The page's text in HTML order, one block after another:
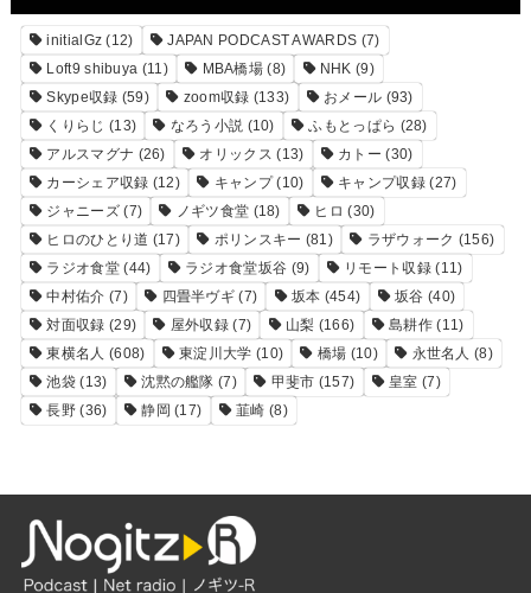
initialGz (12) JAPAN PODCAST AWARDS (7)
Loft9 shibuya (11) MBA橋場 (8) NHK (9)
Skype収録 (59) zoom収録 (133) おメール (93)
くりらじ (13) なろう小説 (10) ふもとっぱら (28)
アルスマグナ (26) オリックス (13) カトー (30)
カーシェア収録 (12) キャンプ(10) キャンプ収録(27)
ジャニーズ(7) ノギツ食堂 (18) ヒロ (30)
ヒロのひとり道 (17) ポリンスキー (81) ラザウォーク (156)
ラジオ食堂(44) ラジオ食堂坂谷 (9) リモート収録(11)
中村佑介 (7) 四畳半ヴギ (7) 坂本 (454) 坂谷 (40)
対面収録 (29) 屋外収録 (7) 山梨 (166) 島耕作(11)
東横名人 (608) 東淀川大学 (10) 橋場 (10) 永世名人 (8)
池袋 (13) 沈黙の艦隊 (7) 甲斐市 (157) 皇室 (7)
長野 (36) 静岡 (17) 韮崎 (8)